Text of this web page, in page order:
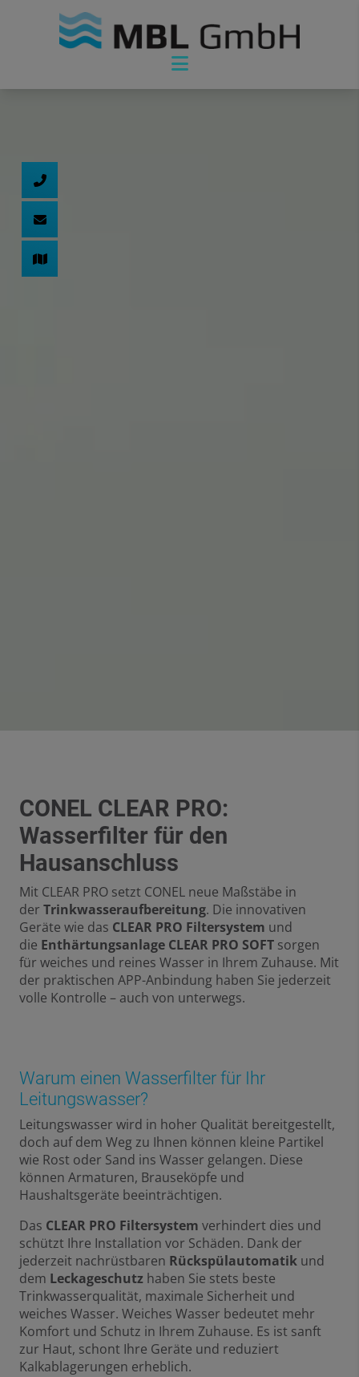
CONEL CLEAR PRO:
Wasserfilter für den
Hausanschluss
Mit CLEAR PRO setzt CONEL neue Maßstäbe in
der Trinkwasseraufbereitung. Die innovativen
Geräte wie das CLEAR PRO Filtersystem und
die Enthärtungsanlage CLEAR PRO SOFT sorgen
für weiches und reines Wasser in Ihrem Zuhause. Mit
der praktischen APP-Anbindung haben Sie jederzeit
volle Kontrolle – auch von unterwegs.
Warum einen Wasserfilter für Ihr
Leitungswasser?
Leitungswasser wird in hoher Qualität bereitgestellt,
doch auf dem Weg zu Ihnen können kleine Partikel
wie Rost oder Sand ins Wasser gelangen. Diese
können Armaturen, Brauseköpfe und
Haushaltsgeräte beeinträchtigen.
Das CLEAR PRO Filtersystem verhindert dies und
schützt Ihre Installation vor Schäden. Dank der
jederzeit nachrüstbaren Rückspülautomatik und
dem Leckageschutz haben Sie stets beste
Trinkwasserqualität, maximale Sicherheit und
weiches Wasser. Weiches Wasser bedeutet mehr
Komfort und Schutz in Ihrem Zuhause. Es ist sanft
zur Haut, schont Ihre Geräte und reduziert
Kalkablagerungen erheblich.